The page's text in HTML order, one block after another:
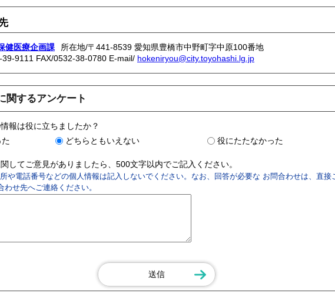
健医療企画課
所在地/〒441-8539 愛知県豊橋市中野町字中原100番地
9111 FAX/0532-38-0780 E-mail/ hokeniryou@city.toyohashi.lg.jp
関するアンケート
報は役に立ちましたか？
どちらともいえない 役にたたなかった
してご意見がありましたら、500文字以内でご記入ください。
所や電話番号などの個人情報は記入しないでください。なお、回答が必要な お問合わせは、直接
わせ先へご連絡ください。